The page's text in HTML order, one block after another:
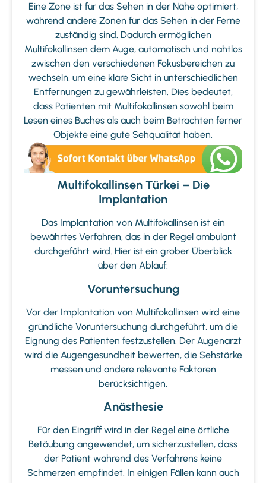
Eine Zone ist für das Sehen in der Nähe optimiert,
während andere Zonen für das Sehen in der Ferne
zuständig sind. Dadurch ermöglichen
Multifokallinsen dem Auge, automatisch und nahtlos
zwischen den verschiedenen Fokusbereichen zu
wechseln, um eine klare Sicht in unterschiedlichen
Entfernungen zu gewährleisten. Dies bedeutet,
dass Patienten mit Multifokallinsen sowohl beim
Lesen eines Buches als auch beim Betrachten ferner
Objekte eine gute Sehqualität haben.
Multifokallinsen Türkei – Die
Implantation
Das Implantation von Multifokallinsen ist ein
bewährtes Verfahren, das in der Regel ambulant
durchgeführt wird. Hier ist ein grober Überblick
über den Ablauf:
Voruntersuchung
Vor der Implantation von Multifokallinsen wird eine
gründliche Voruntersuchung durchgeführt, um die
Eignung des Patienten festzustellen. Der Augenarzt
wird die Augengesundheit bewerten, die Sehstärke
messen und andere relevante Faktoren
berücksichtigen.
Anästhesie
Für den Eingriff wird in der Regel eine örtliche
Betäubung angewendet, um sicherzustellen, dass
der Patient während des Verfahrens keine
Schmerzen empfindet. In einigen Fällen kann auch